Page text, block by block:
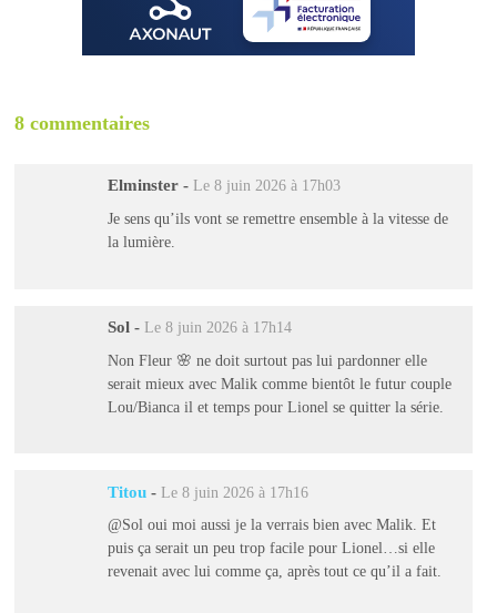
8 commentaires
Elminster - Le 8 juin 2026 à 17h03
Je sens qu’ils vont se remettre ensemble à la vitesse de
la lumière.
Sol - Le 8 juin 2026 à 17h14
Non Fleur 🌸 ne doit surtout pas lui pardonner elle
serait mieux avec Malik comme bientôt le futur couple
Lou/Bianca il et temps pour Lionel se quitter la série.
Titou - Le 8 juin 2026 à 17h16
@Sol oui moi aussi je la verrais bien avec Malik. Et
puis ça serait un peu trop facile pour Lionel…si elle
revenait avec lui comme ça, après tout ce qu’il a fait.